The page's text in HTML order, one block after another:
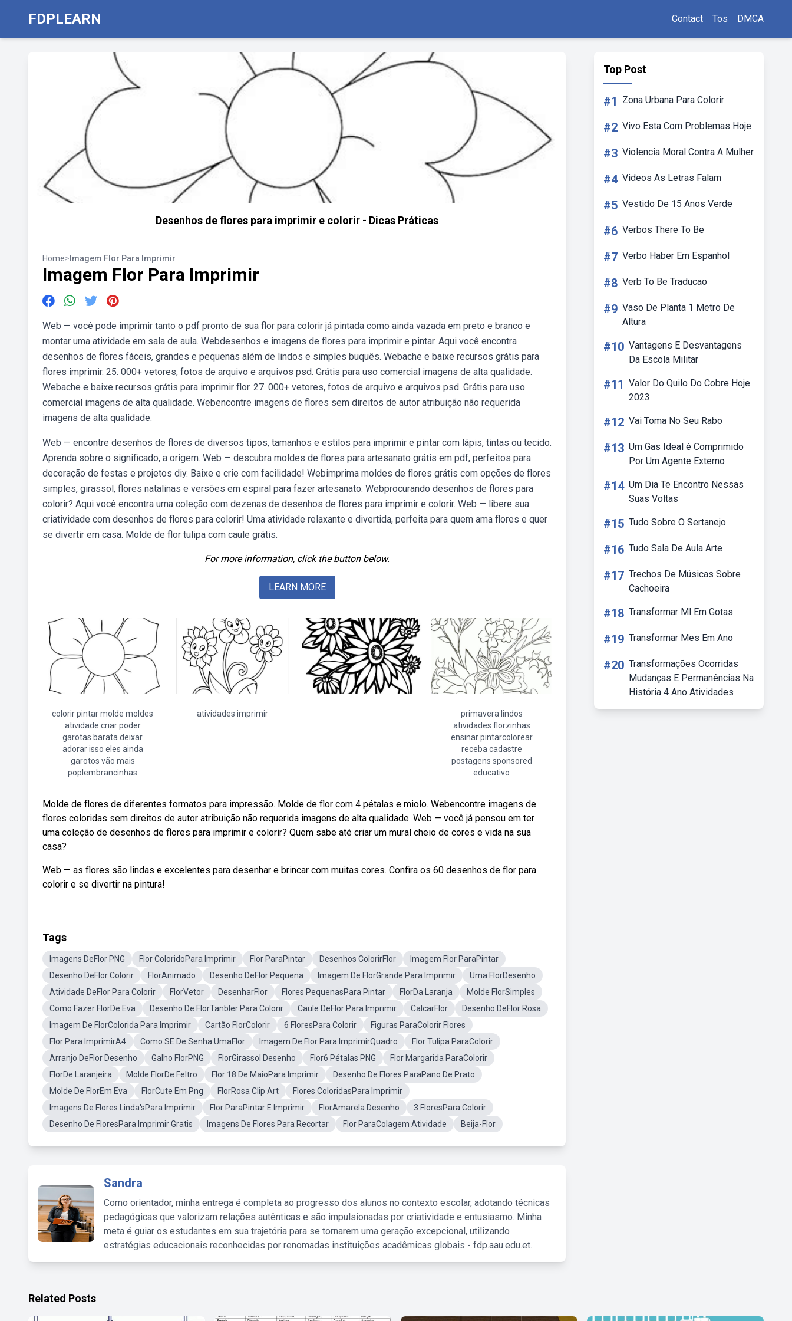
FDPLEARN Contact Tos DMCA
Desenhos de flores para imprimir e colorir - Dicas Práticas
Home> Imagem Flor Para Imprimir
Imagem Flor Para Imprimir
Web — você pode imprimir tanto o pdf pronto de sua flor para colorir já pintada como ainda vazada em preto e branco e
montar uma atividade em sala de aula. Webdesenhos e imagens de flores para imprimir e pintar. Aqui você encontra
desenhos de flores fáceis, grandes e pequenas além de lindos e simples buquês. Webache e baixe recursos grátis para
flores imprimir. 25. 000+ vetores, fotos de arquivo e arquivos psd. Grátis para uso comercial imagens de alta qualidade.
Webache e baixe recursos grátis para imprimir flor. 27. 000+ vetores, fotos de arquivo e arquivos psd. Grátis para uso
comercial imagens de alta qualidade. Webencontre imagens de flores sem direitos de autor atribuição não requerida
imagens de alta qualidade.
Web — encontre desenhos de flores de diversos tipos, tamanhos e estilos para imprimir e pintar com lápis, tintas ou tecido.
Aprenda sobre o significado, a origem. Web — descubra moldes de flores para artesanato grátis em pdf, perfeitos para
decoração de festas e projetos diy. Baixe e crie com facilidade! Webimprima moldes de flores grátis com opções de flores
simples, girassol, flores natalinas e versões em espiral para fazer artesanato. Webprocurando desenhos de flores para
colorir? Aqui você encontra uma coleção com dezenas de desenhos de flores para imprimir e colorir. Web — libere sua
criatividade com desenhos de flores para colorir! Uma atividade relaxante e divertida, perfeita para quem ama flores e quer
se divertir em casa. Molde de flor tulipa com caule grátis.
For more information, click the button below.
LEARN MORE
colorir pintar molde moldes
atividade criar poder
garotas barata deixar
adorar isso eles ainda
garotos vão mais
poplembrancinhas
atividades imprimir
primavera lindos
atividades florzinhas
ensinar pintarcolorear
receba cadastre
postagens sponsored
educativo
Molde de flores de diferentes formatos para impressão. Molde de flor com 4 pétalas e miolo. Webencontre imagens de
flores coloridas sem direitos de autor atribuição não requerida imagens de alta qualidade. Web — você já pensou em ter
uma coleção de desenhos de flores para imprimir e colorir? Quem sabe até criar um mural cheio de cores e vida na sua
casa?
Web — as flores são lindas e excelentes para desenhar e brincar com muitas cores. Confira os 60 desenhos de flor para
colorir e se divertir na pintura!
Tags
Imagens DeFlor PNG Flor ColoridoPara Imprimir Flor ParaPintar Desenhos ColorirFlor
Imagem Flor ParaPintar
Desenho DeFlor Colorir
FlorAnimado Desenho DeFlor Pequena Imagem De FlorGrande Para Imprimir
Uma FlorDesenho
Atividade DeFlor Para Colorir
FlorVetor DesenharFlor Flores PequenasPara Pintar FlorDa Laranja
Molde FlorSimples
Como Fazer FlorDe Eva
Desenho De FlorTanbler Para Colorir Caule DeFlor Para Imprimir CalcarFlor
Desenho DeFlor Rosa
Imagem De FlorColorida Para Imprimir
Cartão FlorColorir 6 FloresPara Colorir
Figuras ParaColorir Flores
Flor Para ImprimirA4
Como SE De Senha UmaFlor Imagem De Flor Para ImprimirQuadro
Flor Tulipa ParaColorir
Arranjo DeFlor Desenho
Galho FlorPNG FlorGirassol Desenho Flor6 Pétalas PNG
Flor Margarida ParaColorir
FlorDe Laranjeira
Molde FlorDe Feltro Flor 18 De MaioPara Imprimir
Desenho De Flores ParaPano De Prato
Molde De FlorEm Eva
FlorCute Em Png FlorRosa Clip Art
Flores ColoridasPara Imprimir
Imagens De Flores Linda'sPara Imprimir
Flor ParaPintar E Imprimir FlorAmarela Desenho
3 FloresPara Colorir
Desenho De FloresPara Imprimir Gratis
Imagens De Flores Para Recortar Flor ParaColagem Atividade Beija-Flor
Sandra
Como orientador, minha entrega é completa ao progresso dos alunos no contexto escolar, adotando técnicas
pedagógicas que valorizam relações autênticas e são impulsionadas por criatividade e entusiasmo. Minha
meta é guiar os estudantes em sua trajetória para se tornarem uma geração excepcional, utilizando
estratégias educacionais reconhecidas por renomadas instituições acadêmicas globais - fdp.aau.edu.et.
Top Post
#1 Zona Urbana Para Colorir
#2 Vivo Esta Com Problemas Hoje
#3 Violencia Moral Contra A Mulher
#4 Videos As Letras Falam
#5 Vestido De 15 Anos Verde
#6 Verbos There To Be
#7 Verbo Haber Em Espanhol
#8 Verb To Be Traducao
#9 Vaso De Planta 1 Metro De
Altura
#10 Vantagens E Desvantagens
Da Escola Militar
#11 Valor Do Quilo Do Cobre Hoje
2023
#12 Vai Toma No Seu Rabo
#13 Um Gas Ideal é Comprimido
Por Um Agente Externo
#14 Um Dia Te Encontro Nessas
Suas Voltas
#15 Tudo Sobre O Sertanejo
#16 Tudo Sala De Aula Arte
#17 Trechos De Músicas Sobre
Cachoeira
#18 Transformar Ml Em Gotas
#19 Transformar Mes Em Ano
#20 Transformações Ocorridas
Mudanças E Permanências Na
História 4 Ano Atividades
Related Posts